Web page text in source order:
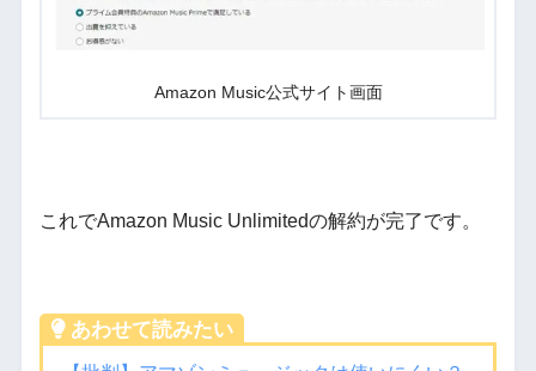
Amazon Music公式サイト画面
これでAmazon Music Unlimitedの解約が完了です。
あわせて読みたい